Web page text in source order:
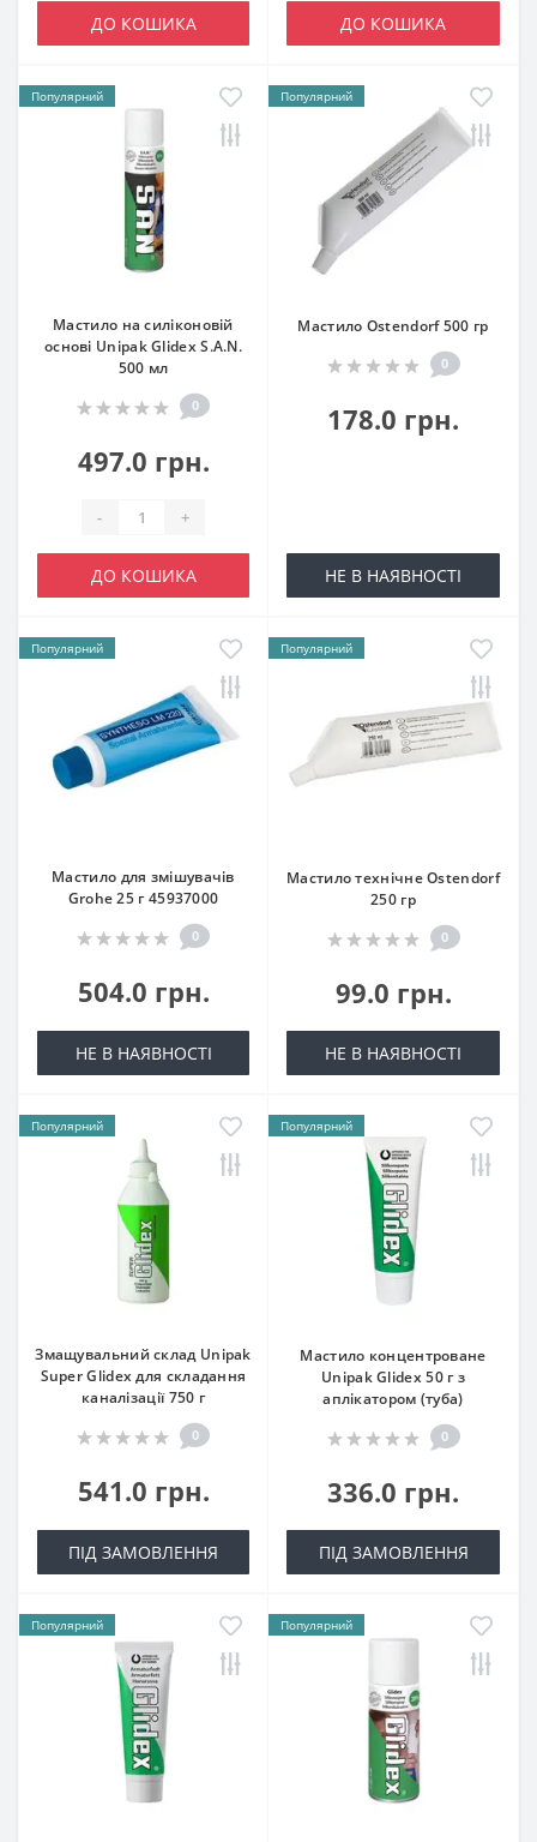
ДО КОШИКА ДО КОШИКА
Популярний
Мастило на силіконовій
основі Unipak Glidex S.A.N.
500 мл
0
497.0 грн.
- +
ДО КОШИКА
Популярний
Мастило Ostendorf 500 гр
0
178.0 грн.
НЕ В НАЯВНОСТІ
Популярний
Мастило для змішувачів
Grohe 25 г 45937000
0
504.0 грн.
НЕ В НАЯВНОСТІ
Популярний
Мастило технічне Ostendorf
250 гр
0
99.0 грн.
НЕ В НАЯВНОСТІ
Популярний
Змащувальний склад Unipak
Super Glidex для складання
каналізації 750 г
0
541.0 грн.
ПІД ЗАМОВЛЕННЯ
Популярний
Мастило концентроване
Unipak Glidex 50 г з
аплікатором (туба)
0
336.0 грн.
ПІД ЗАМОВЛЕННЯ
Популярний Популярний